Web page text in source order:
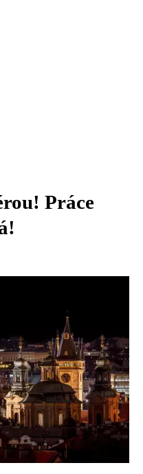
Práce